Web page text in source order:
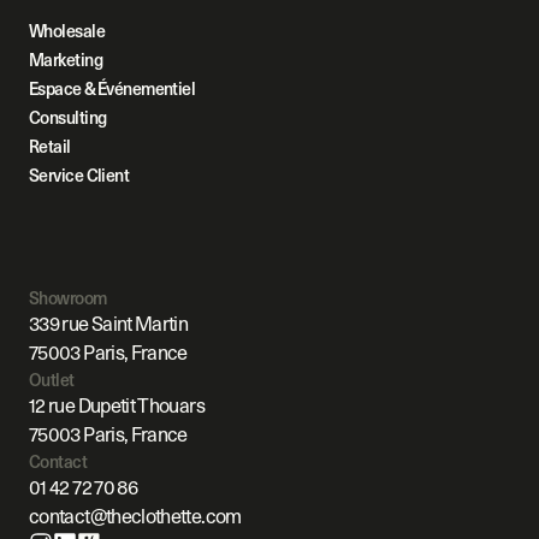
Wholesale
Marketing
Espace & Événementiel
Consulting
Retail
Service Client
Showroom
339 rue Saint Martin
75003 Paris, France
Outlet
12 rue Dupetit Thouars
75003 Paris, France
Contact
01 42 72 70 86
contact@theclothette.com